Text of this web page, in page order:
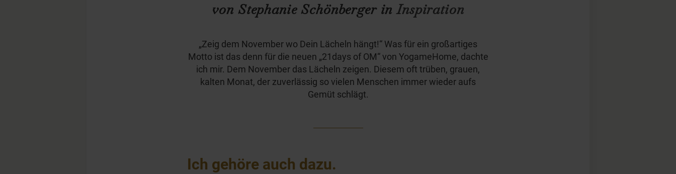
von Stephanie Schönberger inInspiration
„Zeig dem November wo Dein Lächeln hängt!“ Was für ein großartiges
Motto ist das denn für die neuen „21days of OM“ von YogameHome, dachte
ich mir. Dem November das Lächeln zeigen. Diesem oft trüben, grauen,
kalten Monat, der zuverlässig so vielen Menschen immer wieder aufs
Gemüt schlägt.
Ich gehöre auch dazu.